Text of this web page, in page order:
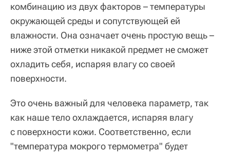
комбинацию из двух факторов – температуры
окружающей среды и сопутствующей ей
влажности. Она означает очень простую вещь –
ниже этой отметки никакой предмет не сможет
охладить себя, испаряя влагу со своей
поверхности.
Это очень важный для человека параметр, так
как наше тело охлаждается, испаряя влагу
с поверхности кожи. Соответственно, если
"температура мокрого термометра" будет